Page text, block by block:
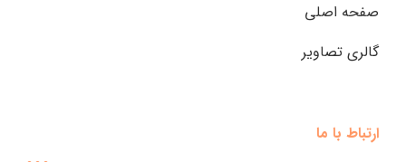
صفحه اصلی
گالری تصاویر
ارتباط با ما